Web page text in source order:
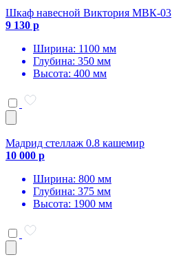
Шкаф навесной Виктория МВК-03
9 130 р
Ширина: 1100 мм
Глубина: 350 мм
Высота: 400 мм
Мадрид стеллаж 0.8 кашемир
10 000 р
Ширина: 800 мм
Глубина: 375 мм
Высота: 1900 мм